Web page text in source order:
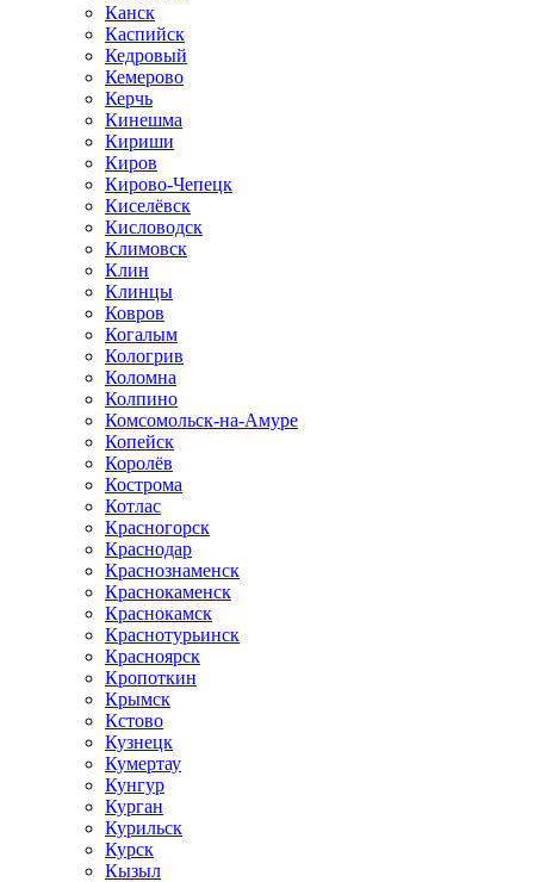
Канск
Каспийск
Кедровый
Кемерово
Керчь
Кинешма
Кириши
Киров
Кирово-Чепецк
Киселёвск
Кисловодск
Климовск
Клин
Клинцы
Ковров
Когалым
Кологрив
Коломна
Колпино
Комсомольск-на-Амуре
Копейск
Королёв
Кострома
Котлас
Красногорск
Краснодар
Краснознаменск
Краснокаменск
Краснокамск
Краснотурьинск
Красноярск
Кропоткин
Крымск
Кстово
Кузнецк
Кумертау
Кунгур
Курган
Курильск
Курск
Кызыл